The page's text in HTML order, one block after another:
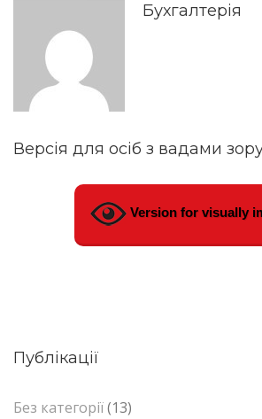
Бухгалтерія
Версія для осіб з вадами
Version for visually
Публікації
Без категорії(13)